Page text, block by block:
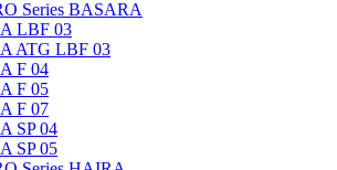
Series BASARA
LBF 03
ATG LBF 03
F 04
F 05
F 07
SP 04
SP 05